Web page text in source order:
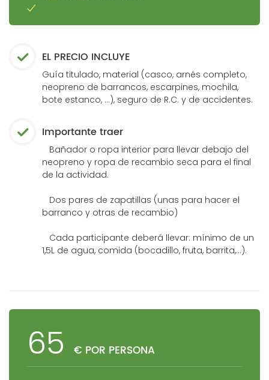
EL PRECIO INCLUYE
Guía titulado, material (casco, arnés completo,
neopreno de barrancos, escarpines, mochila,
bote estanco, ...), seguro de R.C. y de accidentes.
Importante traer
Bañador o ropa interior para llevar debajo del
neopreno y ropa de recambio seca para el final
de la actividad.
Dos pares de zapatillas (unas para hacer el
barranco y otras de recambio)
Cada participante deberá llevar: mínimo de un
1,5L de agua, comida (bocadillo, fruta, barrita,...).
65 € POR PERSONA